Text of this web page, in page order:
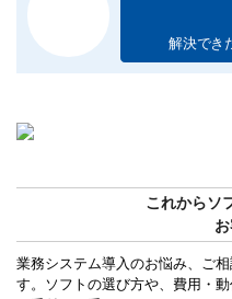
解決でき
これからソ
業務システム導入のお悩み、ご
す。ソフトの選び方や、費用・